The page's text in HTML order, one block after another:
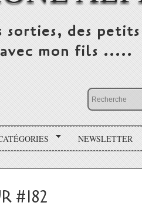
sorties, des
avec mon fils .....
NEWSLETTER
#182